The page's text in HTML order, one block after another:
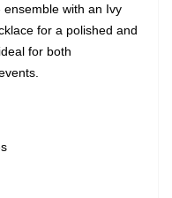
with an Ivy
for a polished and
for both